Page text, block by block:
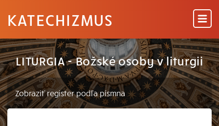
KATECHIZMUS
LITURGIA - Božské osoby v liturgii